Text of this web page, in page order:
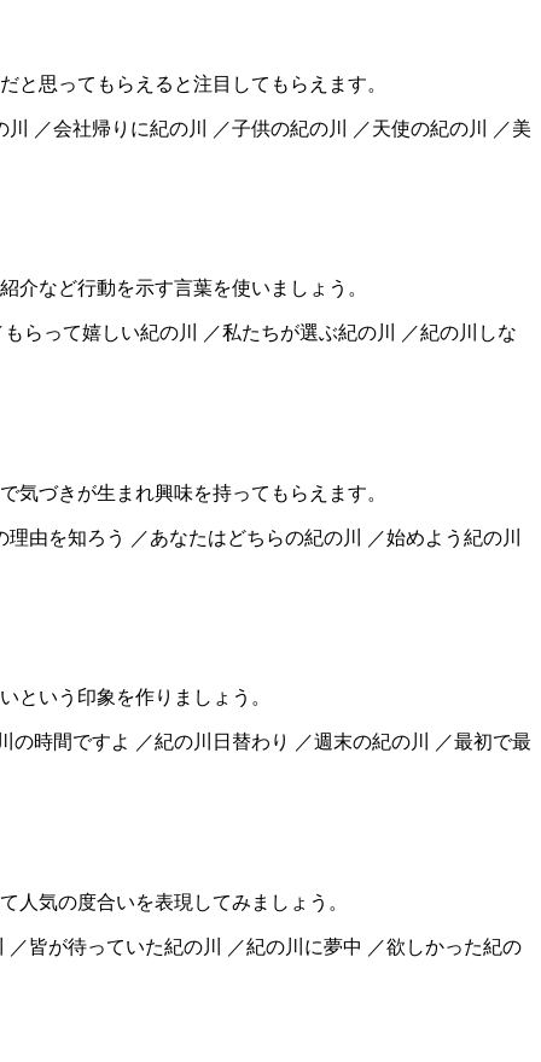
思ってもらえると注目してもらえます。
／会社帰りに紀の川 ／子供の紀の川 ／天使の紀の川 ／美
介など行動を示す言葉を使いましょう。
らって嬉しい紀の川 ／私たちが選ぶ紀の川 ／紀の川しな
気づきが生まれ興味を持ってもらえます。
由を知ろう ／あなたはどちらの紀の川 ／始めよう紀の川
という印象を作りましょう。
時間ですよ ／紀の川日替わり ／週末の紀の川 ／最初で最
人気の度合いを表現してみましょう。
皆が待っていた紀の川 ／紀の川に夢中 ／欲しかった紀の